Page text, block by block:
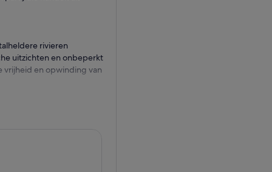
rivieren
uitzichten en onbeperkt
vrijheid en opwinding van